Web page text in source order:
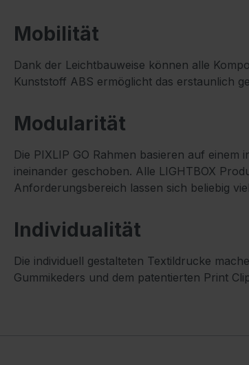
Mobilität
Dank der Leichtbauweise können alle
Kunststoff ABS ermöglicht das erstaunlich
Modularität
Die PIXLIP GO Rahmen basieren auf
ineinander geschoben. Alle LIGHTBOX
Anforderungsbereich lassen sich beliebig
Individualität
Die individuell gestalteten Textildrucke
Gummikeders und dem patentierten Print